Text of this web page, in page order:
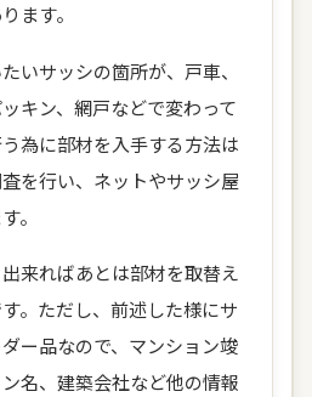
ます。
いサッシの箇所が、戸車、
キン、網戸などで変わって
為に部材を入手する方法は
を行い、ネットやサッシ屋
。
来ればあとは部材を取替え
。ただし、前述した様にサ
ー品なので、マンション竣
名、建築会社など他の情報